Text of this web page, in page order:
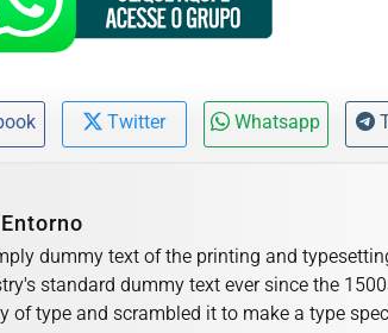
Twitter Whatsapp
dummy text of the printing and
standard dummy text ever since the
of type and scrambled it to make a type